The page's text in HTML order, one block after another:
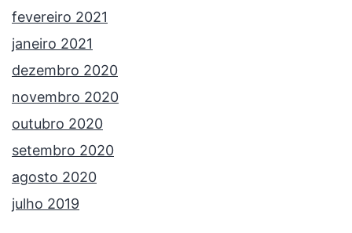
fevereiro 2021
janeiro 2021
dezembro 2020
novembro 2020
outubro 2020
setembro 2020
agosto 2020
julho 2019